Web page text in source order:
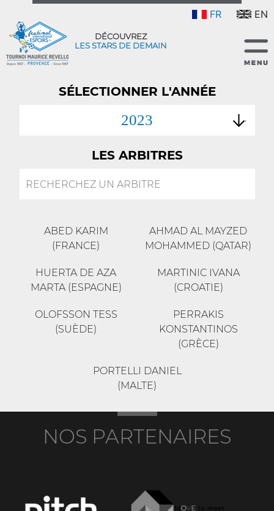
FR EN
DÉCOUVREZ
LES STARS DE DEMAIN
SÉLECTIONNER L'ANNÉE
2023
LES ARBITRES
ABED KARIM
(FRANCE)
AHMAD AL MAYZED
MOHAMMED (QATAR)
HUERTA DE AZA
MARTA (ESPAGNE)
MARTINIC IVANA
(CROATIE)
OLOFSSON TESS
(SUÈDE)
PERRAKIS
KONSTANTINOS
(GRÈCE)
PORTELLI DANIEL
(MALTE)
NOS PARTENAIRES